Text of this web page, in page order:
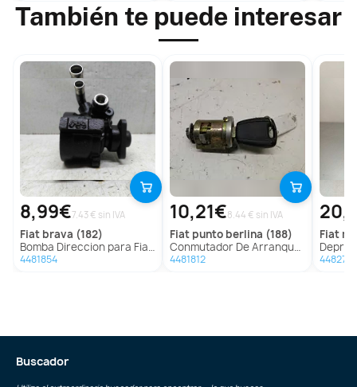
También te puede interesar
8,99€7.43 € sin IVA
fiat brava (182)
Bomba Direccion para Fiat Brava (182)
4481854
10,21€8.44 € sin IVA
fiat punto berlina (188)
Conmutador De Arranque Para Fiat Punto Berlina
4481812
fiat
Depresor
4482776
Buscador